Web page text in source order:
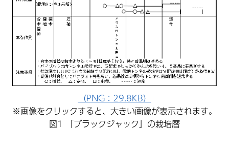
（PNG：29.8KB）
※画像をクリックすると、大きい画像が表示されます。
図1 「ブラックジャック」の栽培暦